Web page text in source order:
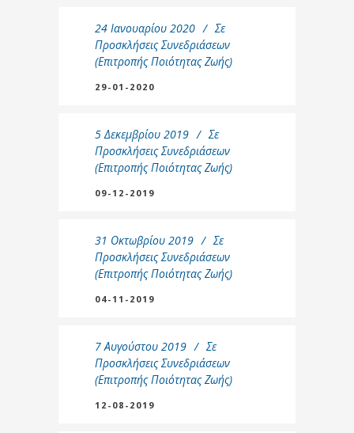
24 Ιανουαρίου 2020
Σε
Προσκλήσεις Συνεδριάσεων
(Επιτροπής Ποιότητας Ζωής)
29-01-2020
5 Δεκεμβρίου 2019
Σε
Προσκλήσεις Συνεδριάσεων
(Επιτροπής Ποιότητας Ζωής)
09-12-2019
31 Οκτωβρίου 2019
Σε
Προσκλήσεις Συνεδριάσεων
(Επιτροπής Ποιότητας Ζωής)
04-11-2019
7 Αυγούστου 2019
Σε
Προσκλήσεις Συνεδριάσεων
(Επιτροπής Ποιότητας Ζωής)
12-08-2019